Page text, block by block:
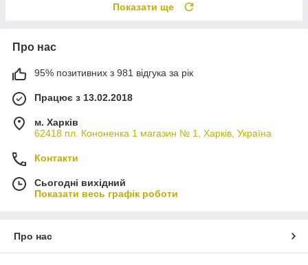
Показати ще
Про нас
95% позитивних з 981 відгука за рік
Працює з 13.02.2018
м. Харків
62418 пл. Кононенка 1 магазин № 1, Харків, Україна
Контакти
Сьогодні вихідний
Показати весь графік роботи
Про нас